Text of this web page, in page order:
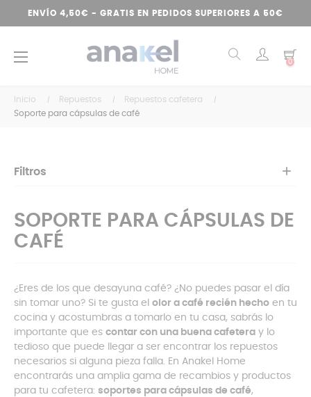
ENVÍO 4,50€ - GRATIS EN PEDIDOS SUPERIORES A 50€
Navegación
☰ 0
Inicio Repuestos
Repuestos cafetera
Soporte para cápsulas de café
Filtros
SOPORTE PARA CÁPSULAS DE
CAFÉ
¿Eres de los que desayuna café? ¿No puedes pasar el día
sin tomar uno? Si te gusta el olor a café recién hecho en tu
cocina y acostumbras a tomarlo en tu casa, sabrás lo
importante que es contar con una buena cafetera y lo
tedioso que puede llegar a ser encontrar los repuestos
necesarios si alguna pieza falla. En Anakel Home
encontrarás una amplia gama de recambios y productos
para tu cafetera: soportes para cápsulas de café,